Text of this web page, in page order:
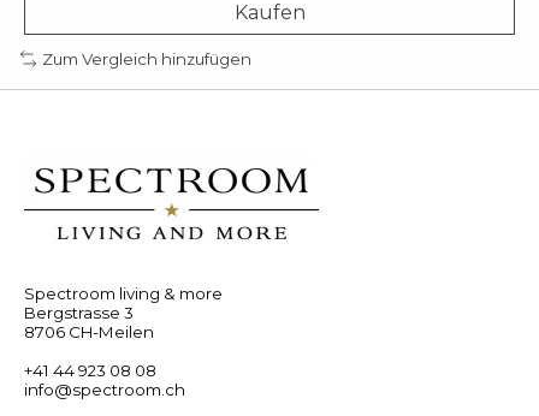
Kaufen
Zum Vergleich hinzufügen
Spectroom living & more
Bergstrasse 3
8706 CH-Meilen
+41 44 923 08 08
info@spectroom.ch